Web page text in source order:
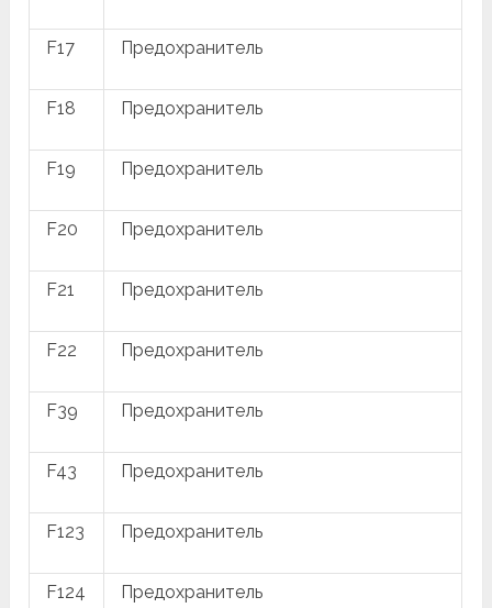
F17 Предохранитель
F18 Предохранитель
F19 Предохранитель
F20 Предохранитель
F21 Предохранитель
F22 Предохранитель
F39 Предохранитель
F43 Предохранитель
F123 Предохранитель
F124 Предохранитель